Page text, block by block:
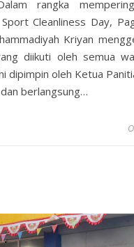
rangka
Cleanliness Day,
Kriyan
diikuti oleh semua
dipimpin oleh Ketua
berlangsung…